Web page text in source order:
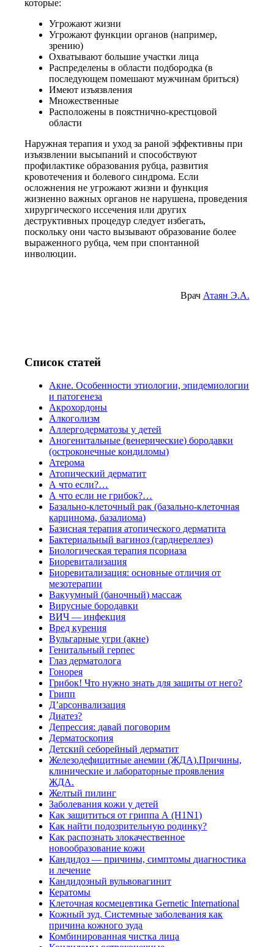
которые:
Угрожают жизни
Угрожают функции органов (например,
зрению)
Охватывают большие участки лица
Распределены в области подбородка (в
последующем помешают мужчинам бриться)
Имеют изъязвления
Множественные
Расположены в поястнично-крестцовой
области
Наружная терапия и уход за раной эффективны при
изъязвлении высыпаний и способствуют
профилактике образования рубца, развития
кровотечения и болевого синдрома. Если
осложнения не угрожают жизни и функция
жизненно важных органов не нарушена, проведения
хирургического иссечения или других
деструктивных процедур следует избегать,
поскольку они часто вызывают образование более
выраженного рубца, чем при спонтанной
инволюции.
Врач Атаян Э.А.
Список статей
Акне. Особенности этиологии, эпидемиологии
и патогенеза
Акрохордоны
Алкоголизм
Аллергодерматозы у детей
Аногенитальные (венерические) бородавки
(остроконечные кондиломы)
Атерома
Атопический дерматит
А что если?…
А что если не грибок?…
Базально-клеточный рак (базально-клеточная
карцинома, базалиома)
Базисная терапия атопического дерматита
Бактериальный вагиноз (гарднереллез)
Биологическая терапия псориаза
Биоревитализация
Биоревитализация: основные отличия от
мезотерапии
Вакуумный (баночный) массаж
Вирусные бородавки
ВИЧ — инфекция
Вред курения
Вульгарные угри (акне)
Генитальный герпес
Глаз дерматолога
Гонорея
Грибок! Что нужно знать для защиты от него?
Грипп
Д’арсонвализация
Диатез?
Депрессия: давай поговорим
Дерматоскопия
Детский себорейный дерматит
Железодефицитные анемии (ЖДА).Причины,
клинические и лабораторные проявления
ЖДА.
Желтый пилинг
Заболевания кожи у детей
Как защититься от гриппа А (H1N1)
Как найти подозрительную родинку?
Как распознать злокачественное
новообразование кожи
Кандидоз — причины, симптомы диагностика
и лечение
Кандидозный вульвовагинит
Кератомы
Клеточная космецевтика Gernetic International
Кожный зуд. Системные заболевания как
причина кожного зуда
Комбинированная чистка лица